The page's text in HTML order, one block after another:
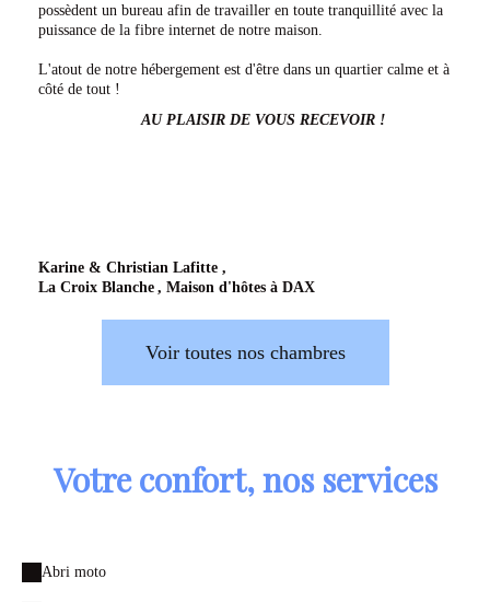
possèdent un bureau afin de travailler en toute tranquillité avec la
puissance de la fibre internet de notre maison.
L'atout de notre hébergement est d'être dans un quartier calme et à
côté de tout !
AU PLAISIR DE VOUS RECEVOIR !
Karine & Christian Lafitte ,
La Croix Blanche , Maison d'hôtes à DAX
Voir toutes nos chambres
Votre confort, nos services
Abri moto